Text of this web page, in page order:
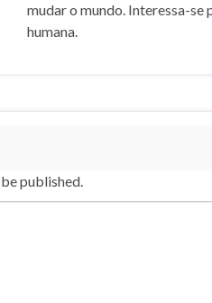
mudar o mundo. Interessa-se
humana.
published.